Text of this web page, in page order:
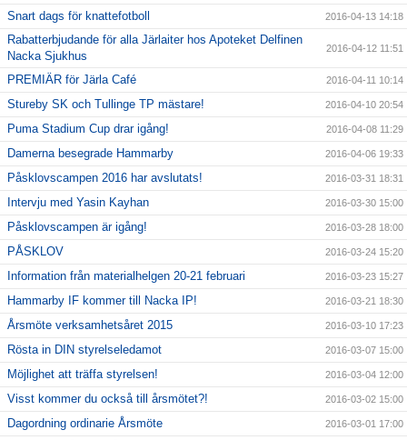
Snart dags för knattefotboll 2016-04-13 14:18
Rabatterbjudande för alla Järlaiter hos Apoteket Delfinen
Nacka Sjukhus
2016-04-12 11:51
PREMIÄR för Järla Café 2016-04-11 10:14
Stureby SK och Tullinge TP mästare! 2016-04-10 20:54
Puma Stadium Cup drar igång! 2016-04-08 11:29
Damerna besegrade Hammarby 2016-04-06 19:33
Påsklovscampen 2016 har avslutats! 2016-03-31 18:31
Intervju med Yasin Kayhan 2016-03-30 15:00
Påsklovscampen är igång! 2016-03-28 18:00
PÅSKLOV 2016-03-24 15:20
Information från materialhelgen 20-21 februari 2016-03-23 15:27
Hammarby IF kommer till Nacka IP! 2016-03-21 18:30
Årsmöte verksamhetsåret 2015 2016-03-10 17:23
Rösta in DIN styrelseledamot 2016-03-07 15:00
Möjlighet att träffa styrelsen! 2016-03-04 12:00
Visst kommer du också till årsmötet?! 2016-03-02 15:00
Dagordning ordinarie Årsmöte 2016-03-01 17:00